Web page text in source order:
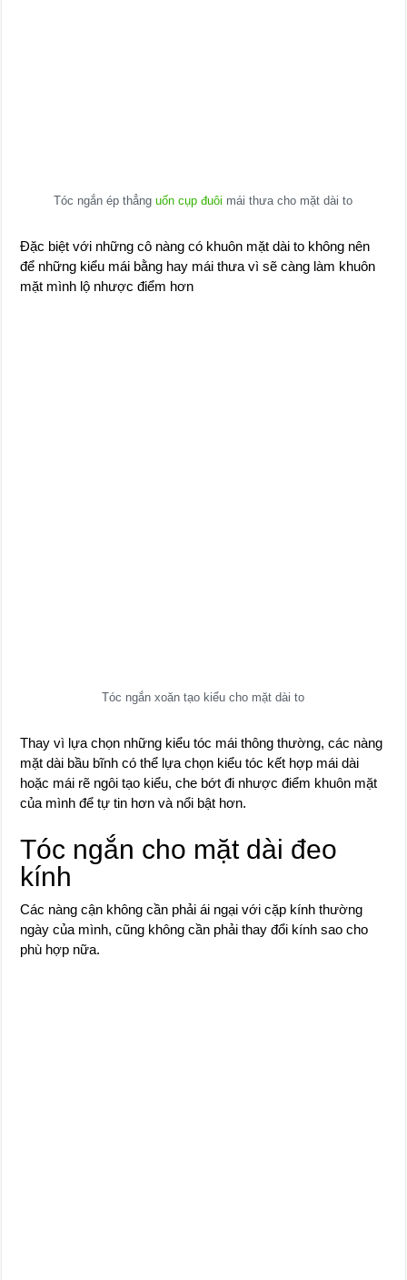
Tóc ngắn ép thẳnguốn cụp đuôi mái thưa cho mặt dài to
Đặc biệt với những cô nàng có khuôn mặt dài to không nên
để những kiểu mái bằng hay mái thưa vì sẽ càng làm khuôn
mặt mình lộ nhược điểm hơn
Tóc ngắn xoăn tạo kiểu cho mặt dài to
Thay vì lựa chọn những kiểu tóc mái thông thường, các nàng
mặt dài bầu bĩnh có thể lựa chọn kiểu tóc kết hợp mái dài
hoặc mái rẽ ngôi tạo kiểu, che bớt đi nhược điểm khuôn mặt
của mình để tự tin hơn và nổi bật hơn.
Tóc ngắn cho mặt dài đeo
kính
Các nàng cận không cần phải ái ngại với cặp kính thường
ngày của mình, cũng không cần phải thay đổi kính sao cho
phù hợp nữa.